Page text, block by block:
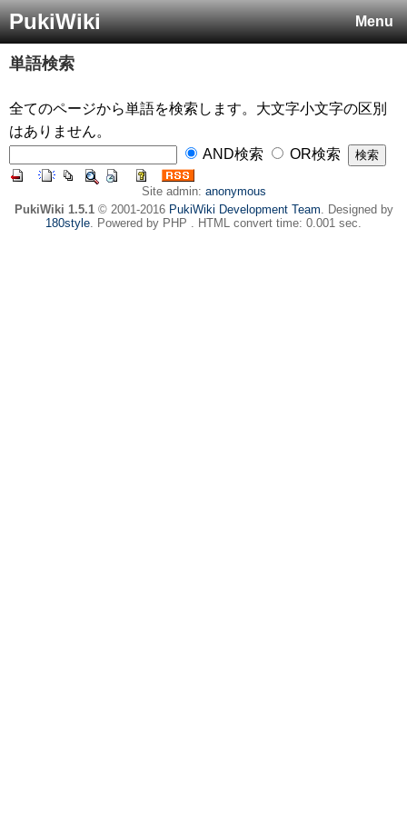
Menu
PukiWiki
単語検索
全てのページから単語を検索します。大文字小文字の区別
はありません。
AND検索
OR検索
Site admin: anonymous
PukiWiki 1.5.1© 2001-2016 PukiWiki Development Team. Designed by
180style. Powered by PHP . HTML convert time: 0.001 sec.